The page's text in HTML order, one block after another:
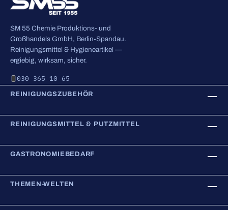
SM 55 Chemie Produktions- und
Großhandels GmbH, Berlin-Spandau.
Reinigungsmittel & Hygieneartikel —
ergiebig, wirksam, sicher.
030 365 10 65
REINIGUNGSZUBEHÖR
REINIGUNGSMITTEL & PUTZMITTEL
GASTRONOMIEBEDARF
THEMEN-WELTEN